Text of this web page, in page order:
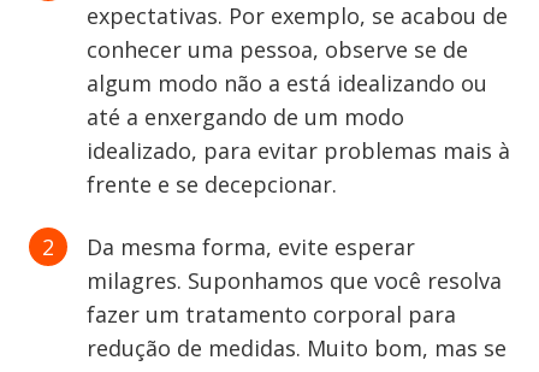
expectativas. Por exemplo, se acabou de
conhecer uma pessoa, observe se de
algum modo não a está idealizando ou
até a enxergando de um modo
idealizado, para evitar problemas mais à
frente e se decepcionar.
Da mesma forma, evite esperar
milagres. Suponhamos que você resolva
fazer um tratamento corporal para
redução de medidas. Muito bom, mas se